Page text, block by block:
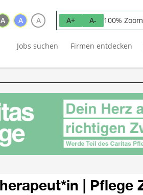
A A A A+ A- 100% Zoom
Jobs suchen Firmen entdecken